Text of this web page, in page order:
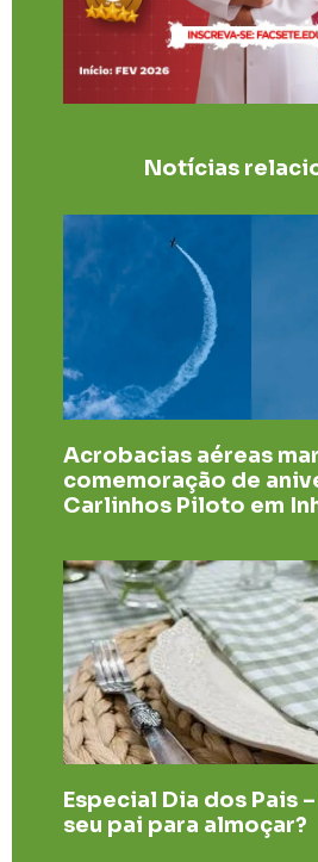
Notícias
Acrobacias aéreas
comemoração de
Carlinhos Piloto em
Especial Dia dos Pais
seu pai para almoçar?